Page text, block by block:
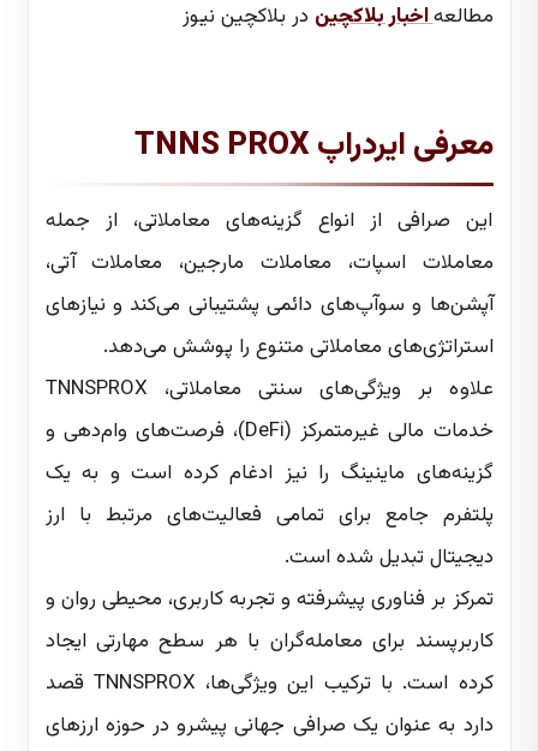
مطالعهاخبار بلاکچین در بلاکچین نیوز
معرفی ایردراپ TNNS PROX
این صرافی از انواع گزینه‌های معاملاتی، از جمله
معاملات اسپات، معاملات مارجین، معاملات آتی،
آپشن‌ها و سوآپ‌های دائمی پشتیبانی می‌کند و نیازهای
استراتژی‌های معاملاتی متنوع را پوشش می‌دهد.
علاوه بر ویژگی‌های سنتی معاملاتی، TNNSPROX
خدمات مالی غیرمتمرکز (DeFi)، فرصت‌های وام‌دهی و
گزینه‌های ماینینگ را نیز ادغام کرده است و به یک
پلتفرم جامع برای تمامی فعالیت‌های مرتبط با ارز
دیجیتال تبدیل شده است.
تمرکز بر فناوری پیشرفته و تجربه کاربری، محیطی روان و
کاربرپسند برای معامله‌گران با هر سطح مهارتی ایجاد
کرده است. با ترکیب این ویژگی‌ها، TNNSPROX قصد
دارد به عنوان یک صرافی جهانی پیشرو در حوزه ارزهای